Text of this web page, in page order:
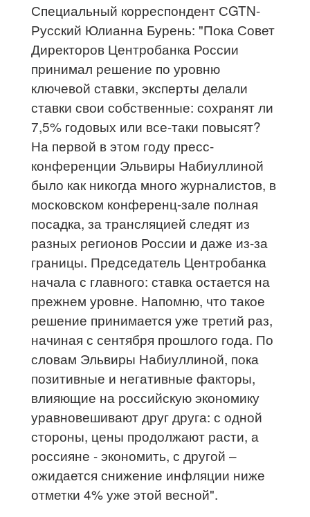
Специальный корреспондент СGTN-
Русский Юлианна Бурень: "Пока Совет
Директоров Центробанка России
принимал решение по уровню
ключевой ставки, эксперты делали
ставки свои собственные: сохранят ли
7,5% годовых или все-таки повысят?
На первой в этом году пресс-
конференции Эльвиры Набиуллиной
было как никогда много журналистов, в
московском конференц-зале полная
посадка, за трансляцией следят из
разных регионов России и даже из-за
границы. Председатель Центробанка
начала с главного: ставка остается на
прежнем уровне. Напомню, что такое
решение принимается уже третий раз,
начиная с сентября прошлого года. По
словам Эльвиры Набиуллиной, пока
позитивные и негативные факторы,
влияющие на российскую экономику
уравновешивают друг друга: с одной
стороны, цены продолжают расти, а
россияне - экономить, с другой –
ожидается снижение инфляции ниже
отметки 4% уже этой весной".